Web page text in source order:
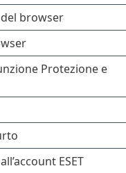
browser
Protezione e
ESET